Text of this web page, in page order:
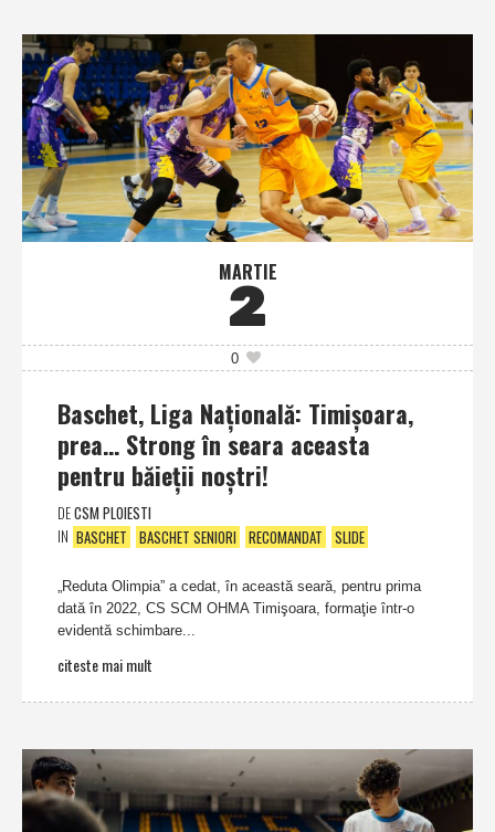
MARTIE
2
0
Baschet, Liga Naţională: Timişoara,
prea… Strong în seara aceasta
pentru băieţii noştri!
DECSM PLOIESTI
IN BASCHET BASCHET SENIORI RECOMANDAT SLIDE
„Reduta Olimpia” a cedat, în această seară, pentru prima
dată în 2022, CS SCM OHMA Timişoara, formaţie într-o
evidentă schimbare...
citeste mai mult